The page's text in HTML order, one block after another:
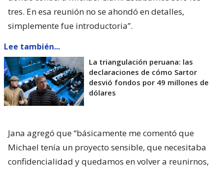
tres. En esa reunión no se ahondó en detalles,
simplemente fue introductoria”.
Lee también...
La triangulación peruana: las
declaraciones de cómo Sartor
desvió fondos por 49 millones de
dólares
Jana agregó que “básicamente me comentó que
Michael tenía un proyecto sensible, que necesitaba
confidencialidad y quedamos en volver a reunirnos,